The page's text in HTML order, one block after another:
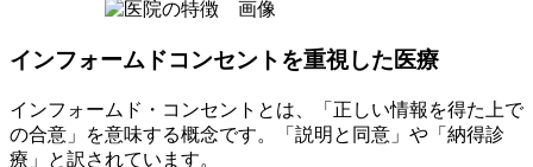
インフォームドコンセントを重視した医療
インフォームド・コンセントとは、「正しい情報を得た上で
の合意」を意味する概念です。「説明と同意」や「納得診
療」と訳されています。